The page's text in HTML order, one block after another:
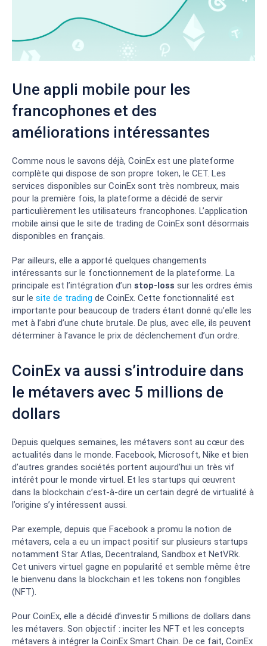
Une appli mobile pour les
francophones et des
améliorations intéressantes
Comme nous le savons déjà, CoinEx est une plateforme
complète qui dispose de son propre token, le CET. Les
services disponibles sur CoinEx sont très nombreux, mais
pour la première fois, la plateforme a décidé de servir
particulièrement les utilisateurs francophones. L’application
mobile ainsi que le site de trading de CoinEx sont désormais
disponibles en français.
Par ailleurs, elle a apporté quelques changements
intéressants sur le fonctionnement de la plateforme. La
principale est l’intégration d’un stop-loss sur les ordres émis
sur le site de trading de CoinEx. Cette fonctionnalité est
importante pour beaucoup de traders étant donné qu’elle les
met à l’abri d’une chute brutale. De plus, avec elle, ils peuvent
déterminer à l’avance le prix de déclenchement d’un ordre.
CoinEx va aussi s’introduire dans
le métavers avec 5 millions de
dollars
Depuis quelques semaines, les métavers sont au cœur des
actualités dans le monde. Facebook, Microsoft, Nike et bien
d’autres grandes sociétés portent aujourd’hui un très vif
intérêt pour le monde virtuel. Et les startups qui œuvrent
dans la blockchain c’est-à-dire un certain degré de virtualité à
l’origine s’y intéressent aussi.
Par exemple, depuis que Facebook a promu la notion de
métavers, cela a eu un impact positif sur plusieurs startups
notamment Star Atlas, Decentraland, Sandbox et NetVRk.
Cet univers virtuel gagne en popularité et semble même être
le bienvenu dans la blockchain et les tokens non fongibles
(NFT).
Pour CoinEx, elle a décidé d’investir 5 millions de dollars dans
les métavers. Son objectif : inciter les NFT et les concepts
métavers à intégrer la CoinEx Smart Chain. De ce fait, CoinEx